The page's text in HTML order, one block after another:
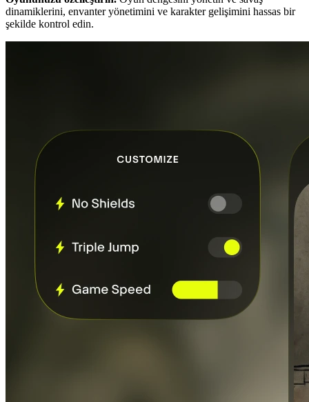
dinamiklerini, envanter yönetimini ve karakter gelişimini hassas bir
şekilde kontrol edin.